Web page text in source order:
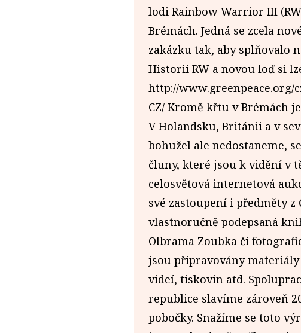
lodi Rainbow Warrior III
Brémách. Jedná se zcela
zakázku tak, aby splňovalo
Historii RW a novou loď si
http://www.greenpeace.org/
CZ/ Kromě křtu v Brémách
V Holandsku, Británii a v
bohužel ale nedostaneme,
čluny, které jsou k vidění v
celosvětová internetová
své zastoupení i předměty z
vlastnoručně podepsaná
Olbrama Zoubka či
jsou připravovány
videí, tiskovin atd.
republice slavíme zároveň
pobočky. Snažíme se toto